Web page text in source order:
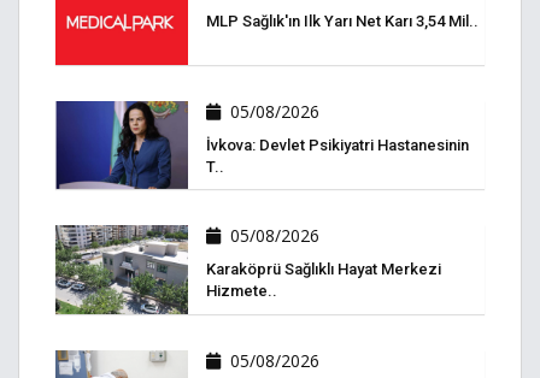
MLP Sağlık'ın Ilk Yarı Net Karı 3,54 Mil..
05/08/2026
İvkova: Devlet Psikiyatri Hastanesinin
T..
05/08/2026
Karaköprü Sağlıklı Hayat Merkezi
Hizmete..
05/08/2026